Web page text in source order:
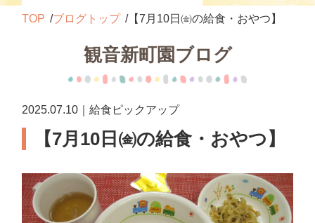
TOP ブログトップ 【7月10日㈮の給食・おやつ】
観音新町園ブログ
2025.07.10｜給食ピックアップ
【7月10日㈮の給食・おやつ】